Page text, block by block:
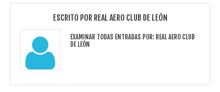
ESCRITO POR REAL AERO CLUB DE LEÓN
EXAMINAR TODAS ENTRADAS POR: REAL AERO CLUB
DE LEÓN